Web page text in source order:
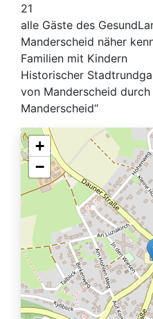
21
alle Gäste des
Manderscheid näher
Familien mit Kindern
Historischer
von Manderscheid
Manderscheid“
+
−